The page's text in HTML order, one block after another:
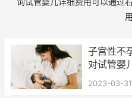
子宫性不
对试管婴
孕症需要
2023-03-31